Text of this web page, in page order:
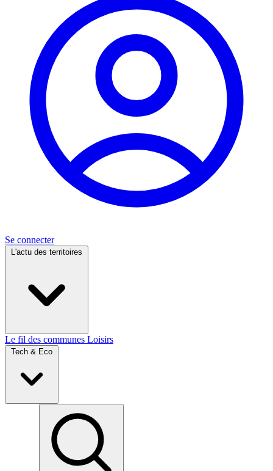
Se connecter
L'actu des territoires
Le fil des communes Loisirs
Tech & Eco